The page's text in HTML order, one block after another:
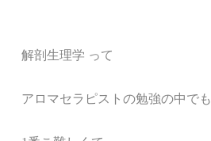
解剖生理学 って
アロマセラピストの勉強の中でも